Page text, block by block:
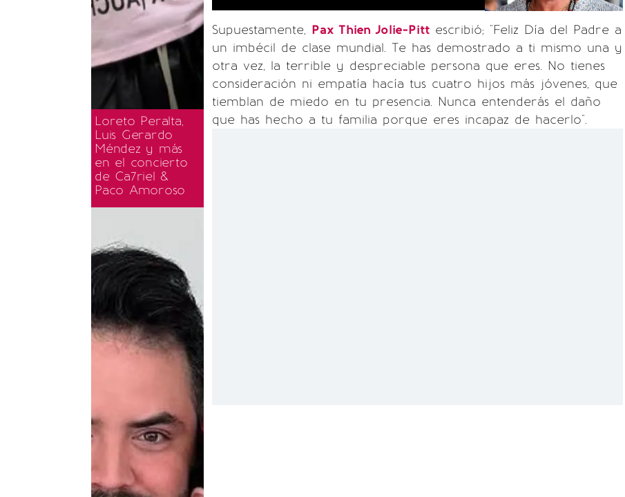
Loreto Peralta,
Luis Gerardo
Méndez y más
en el concierto
de Ca7riel &
Paco Amoroso
Supuestamente, Pax Thien Jolie-Pitt escribió; "Feliz Día del Padre a
un imbécil de clase mundial. Te has demostrado a ti mismo una y
otra vez, la terrible y despreciable persona que eres. No tienes
consideración ni empatía hacía tus cuatro hijos más jóvenes, que
tiemblan de miedo en tu presencia. Nunca entenderás el daño
que has hecho a tu familia porque eres incapaz de hacerlo".